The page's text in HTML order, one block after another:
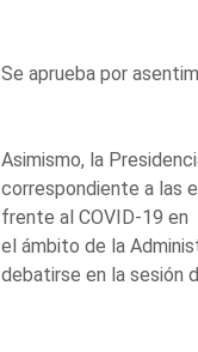
Se aprueba por
Asimismo, la
correspondiente a las
frente al COVID-19 en
el ámbito de la
debatirse en la sesión